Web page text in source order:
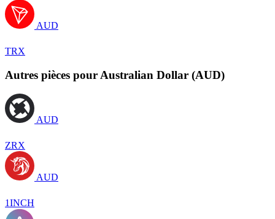
AUD
TRX
Autres pièces pour Australian Dollar (AUD)
AUD
ZRX
AUD
1INCH